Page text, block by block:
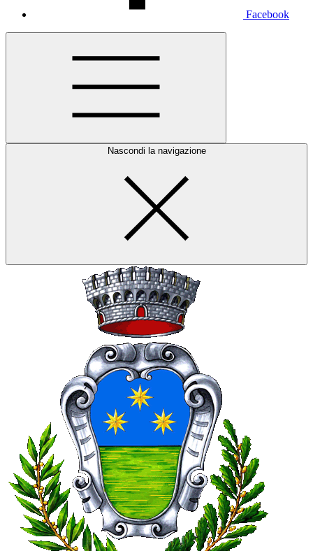
Facebook
Nascondi la navigazione